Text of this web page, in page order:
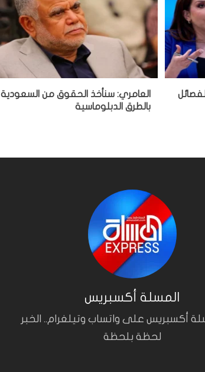
العامري: سنأخذ الحقوق من السعودية
بالطرق الدبلوماسية
المسلة أكسبريس
أكسبريس على واتساب وتيلغرام.. الخبر
لحظة بلحظة